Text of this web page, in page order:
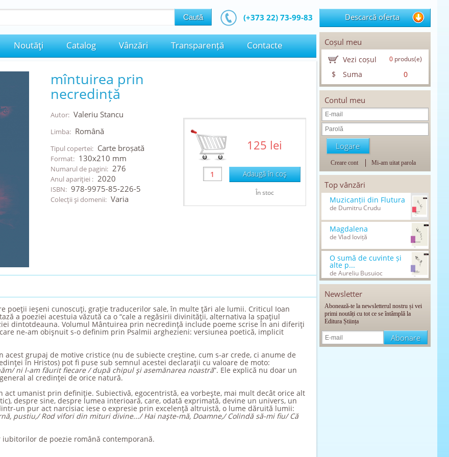
(+373 22) 73-99-83
Noutăţi Catalog Vânzări Transparență Contacte
mîntuirea prin
necredință
Autor: Valeriu Stancu
Limba: Română
Tipul copertei: Carte broșată
Format: 130x210 mm
Numarul de pagini: 276
Anul apariţiei : 2020
ISBN: 978-9975-85-226-5
Colecţii şi domenii: Varia
125 lei
Adaugă în coş
În stoc
poeţii ieşeni cunoscuţi, graţie traducerilor sale, în multe ţări ale lumii. Criticul Ioan
a poeziei acestuia văzută ca o “cale a regăsirii divinităţii, alternativa la spaţiul
dintotdeauna. Volumul Mântuirea prin necredinţă include poeme scrise în ani diferiţi
ne-am obişnuit s-o definim prin Psalmii arghezieni: versiunea poetică, implicit
acest grupaj de motive cristice (nu de subiecte creştine, cum s-ar crede, ci anume de
în Hristos) pot fi puse sub semnul acestei declaraţii cu valoare de moto:
ni l-am făurit fiecare / după chipul şi asemănarea noastră”. Ele explică nu doar un
al credinţei de orice natură.
act umanist prin definiţie. Subiectivă, egocentristă, ea vorbeşte, mai mult decât orice alt
despre sine, despre lumea interioară, care, odată exprimată, devine un univers, un
un pur act narcisiac iese o expresie prin excelenţă altruistă, o lume dăruită lumii:
pustiu,/ Rod vifori din mituri divine.../ Hai naşte-mă, Doamne,/ Colindă să-mi fiu/ Că
de poezie română contemporană.
Descarcă oferta
Coșul meu
Vezi coșul 0produs(e)
$ Suma 0
Contul meu
Creare cont Mi-am uitat parola
Top vânzări
Muzicanții din Flutura
de Dumitru Crudu
Magdalena
de Vlad Ioviță
O sumă de cuvinte și
alte p...
de Aureliu Busuioc
Newsletter
Abonează-te la newsletterul nostru și vei
primi noutăți cu tot ce se întâmplă la
Editura Știința